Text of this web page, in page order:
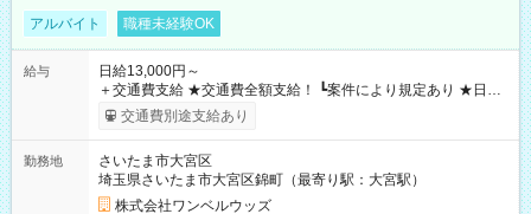
アルバイト 職種未経験OK
給与
日給13,000円～
＋交通費支給 ★交通費全額支給！ ┗案件により規定あり ★日払
いOK！（規定あり） ┗働いたその日に現金GET♪ お仕事後はコ
ンビニATMから 日払い分を引き落とせます！ 【試用期間】試
交通費別途支給あり
勤務地
さいたま市大宮区
埼玉県さいたま市大宮区錦町（最寄り駅：大宮駅）
株式会社ワンベルウッズ